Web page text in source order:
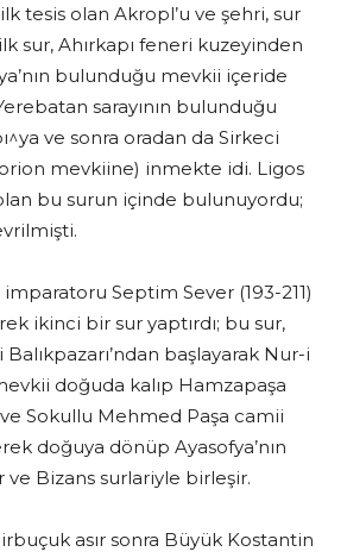
tesis olan Akropl’u ve şehri, sur
sur, Ahırkapı feneri kuzeyinden
bulunduğu mevkii içeride
sarayının bulunduğu
ve sonra oradan da Sirkeci
mevkiine) inmekte idi. Ligos
bu surun içinde bulunuyordu;
Septim Sever (193-211)
ikinci bir sur yaptırdı; bu sur,
başlayarak Nur-i
doğuda kalıp Hamzapaşa
Sokullu Mehmed Paşa camii
doğuya dönüp Ayasofya’nın
Bizans surlariyle birleşir.
asır sonra Büyük Kostantin